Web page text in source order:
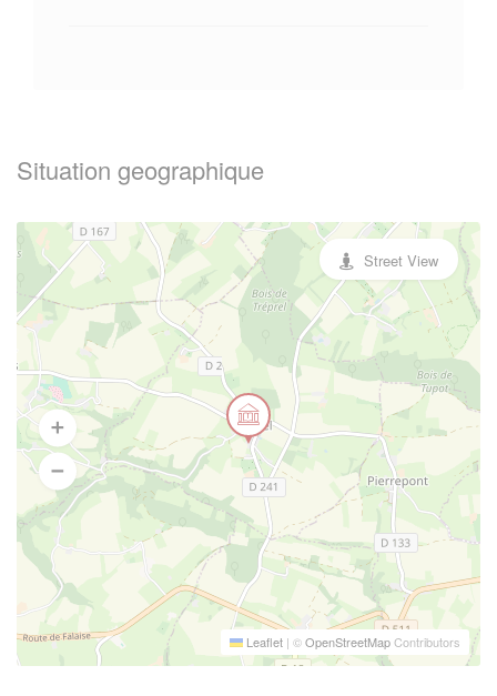
Situation geographique
Leaflet | ©OpenStreetMapContributors
Street View